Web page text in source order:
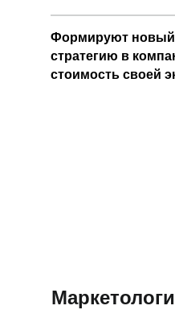
Формируют новый
стратегию в
стоимость своей
Маркетологи